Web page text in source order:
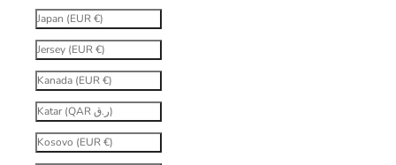
Japan (EUR €)
Jersey (EUR €)
Kanada (EUR €)
Katar (QAR ر.ق)
Kosovo (EUR €)